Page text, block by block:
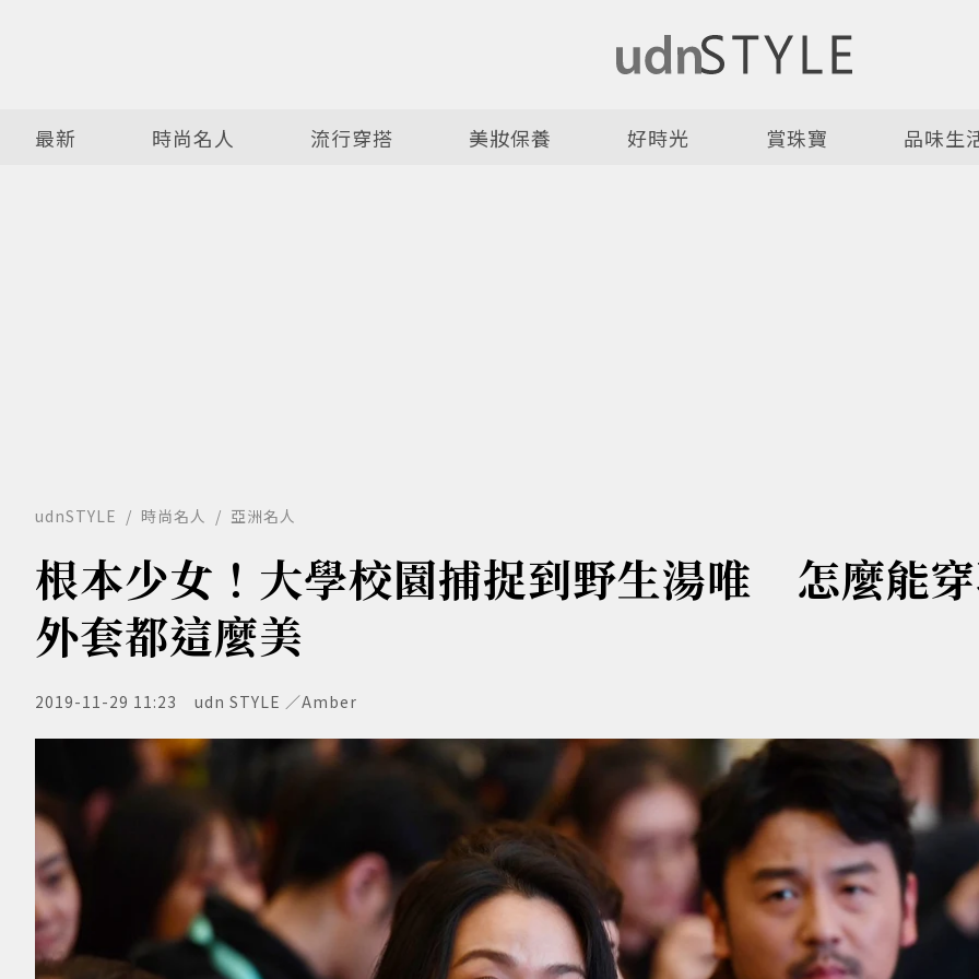
最新 時尚名人 流行穿搭 美妝保養 好時光 賞珠寶 品味生
udnSTYLE 時尚名人 亞洲名人
根本少女！大學校園捕捉到野生湯唯 怎麼能
外套都這麼美
2019-11-29 11:23 udn STYLE ／Amber